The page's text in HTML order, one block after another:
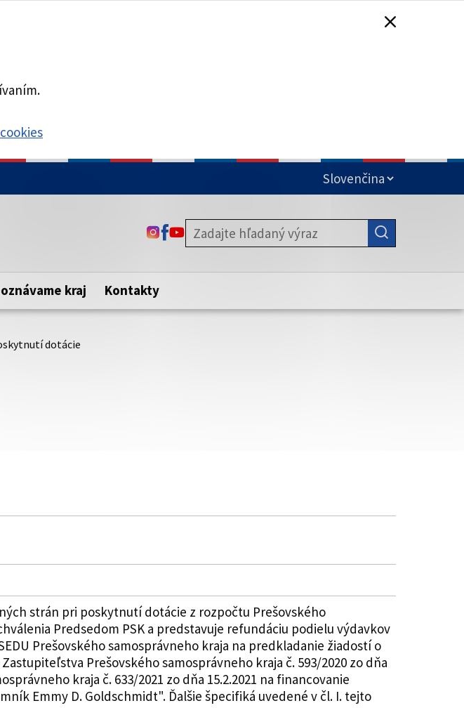
Táto stránka je zabezpečená
zabezpečenú webovú stránku. Zabezpečená stránka vždy začína
https:// pred názvom domény webového sídla.
ODKAZ SA OTVORÍ NA NOVEJ KARTE
ODKAZ SA OTVORÍ NA NOVEJ KARTE
ODKAZ SA OTVORÍ NA NOVEJ KARTE
kraj Kontakty
dotácie
strán pri poskytnutí dotácie z rozpočtu Prešovského
Predsedom PSK a predstavuje refundáciu podielu výdavkov
Prešovského samosprávneho kraja na predkladanie žiadostí o
Prešovského samosprávneho kraja č. 593/2020 zo dňa
kraja č. 633/2021 zo dňa 15.2.2021 na financovanie
Emmy D. Goldschmidt". Ďalšie špecifiká uvedené v čl. I. tejto